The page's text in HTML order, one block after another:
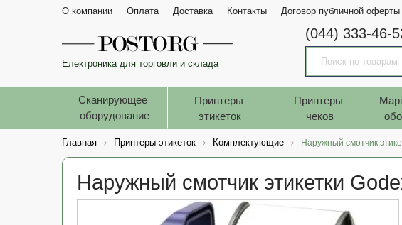
О компании Оплата Доставка Контакты Договор публичной оферты
Електроника для торговли и склада
(044) 333-46-
Сканирующее
оборудование
Принтеры
этикеток
Принтеры
чеков
Главная Принтеры этикеток Комплектующие Наружный смотчик
Наружный смотчик этикетки